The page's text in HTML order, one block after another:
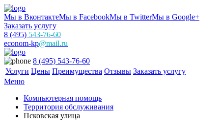
Мы в ВконтактеМы в FacebookМы в TwitterМы в Google+
Заказать услугу
8 (495) 543-76-60
econom-kp@mail.ru
8 (495) 543-76-60
Услуги Цены Преимущества Отзывы Заказать услугу
Меню
Компьютерная помощь
Территория обслуживания
Псковская улица